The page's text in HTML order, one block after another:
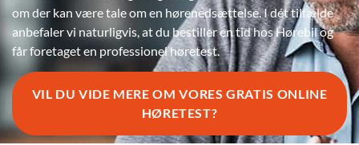
om der kan være tale om en hørenedsættelse. I dét tilfælde
anbefaler vi naturligvis, at du bestiller en tid hos Hørebil og
får foretaget en professionel høretest.
VIL DU VIDE MERE OM VORES GRATIS ONLINE
HØRETEST?